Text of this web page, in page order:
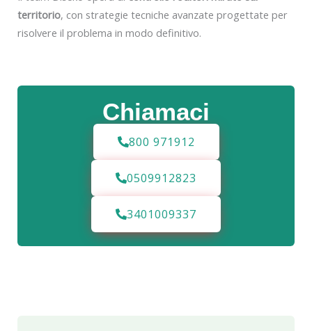
Chiamaci
800 971912
0509912823
3401009337
territorio, con strategie tecniche avanzate progettate per
risolvere il problema in modo definitivo.